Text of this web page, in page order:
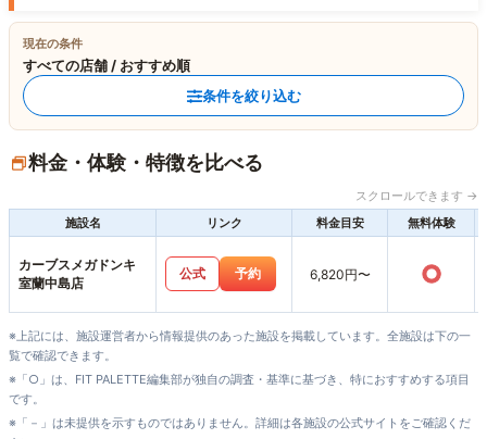
現在の条件
すべての店舗 / おすすめ順
条件を絞り込む
料金・体験・特徴を比べる
スクロールできます →
施設名
リンク 料金目安 無料体験
カーブスメガドンキ
室蘭中島店
公式 予約 6,820円〜 ○
※上記には、施設運営者から情報提供のあった施設を掲載しています。全施設は下の一
覧で確認できます。
※「○」は、FIT PALETTE編集部が独自の調査・基準に基づき、特におすすめする項目
です。
※「－」は未提供を示すものではありません。詳細は各施設の公式サイトをご確認くだ